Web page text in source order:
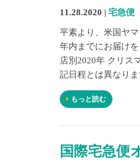
11.28.2020 | 宅急便
平素より、米国ヤ
年内までにお届け
店別2020年 クリス
記日程とは異なり
もっと読む
国際宅急便